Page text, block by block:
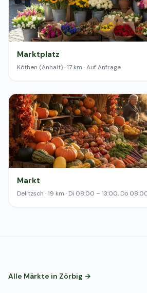
Marktplatz
Köthen (Anhalt) · 17 km · Auf Anfrage
Markt
Delitzsch · 19 km · Di 08:00 – 13:00, Do
Alle Märkte in Zörbig →